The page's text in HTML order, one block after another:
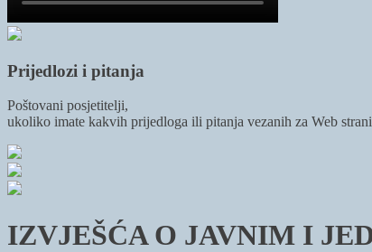
Prijedlozi i pitanja
Poštovani posjetitelji,
ukoliko imate kakvih prijedloga ili pitanja vezanih za Web
IZVJEŠĆA O JAVNIM I